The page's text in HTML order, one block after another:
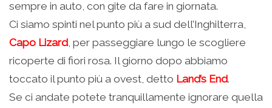
sempre in auto, con gite da fare in giornata.
Ci siamo spinti nel punto più a sud dell’Inghilterra,
Capo Lizard, per passeggiare lungo le scogliere
ricoperte di fiori rosa. Il giorno dopo abbiamo
toccato il punto più a ovest, detto Land’s End.
Se ci andate potete tranquillamente ignorare quella